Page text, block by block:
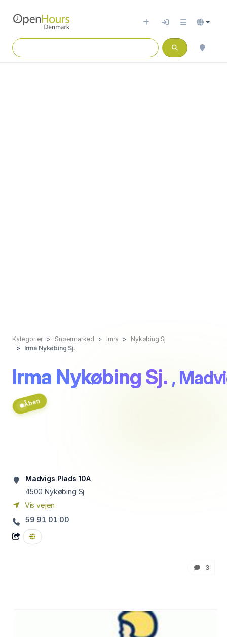
Kategorier Supermarked Irma
Nykøbing Sj
Irma Nykøbing Sj.
Irma Nykøbing Sj. ,
Åben
Madvigs Plads 10A
4500 Nykøbing Sj
Vis vejen
59 91 01 00
3